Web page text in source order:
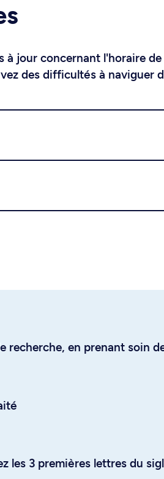
à jour concernant l'horaire
des difficultés à naviguer
recherche, en prenant soin
les 3 premières lettres du